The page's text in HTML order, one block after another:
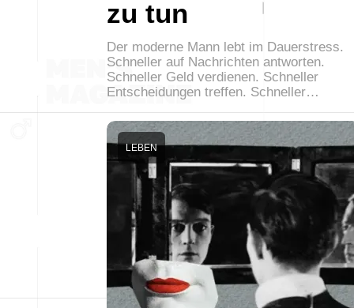
zu tun
Der moderne Mann lebt im Dauerstress.
Schneller auf Nachrichten antworten.
Schneller Geld verdienen. Schneller
Entscheidungen treffen. Schneller…
LEBEN